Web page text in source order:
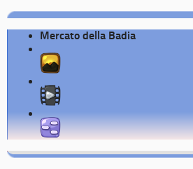
Mercato della Badia